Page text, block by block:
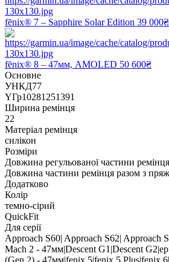
fēnix® 7 – Sapphire Solar Edition 39 000₴
fēnix® 8 – 47мм, AMOLED 50 600₴
Основне
УНКД77
YГр10281251391
Ширина ремінця
22
Матеріал ремінця
силікон
Розміри
Довжина регульованої частини
Довжина частини ремінця разом з
Додатково
Колір
темно-сірий
QuickFit
Для серії
Approach S60| Approach S62| Approach
Mach 2 - 47мм|Descent G1|Descent
(Gen 2) - 47мм|fenix 5|fenix 5 Plus|fenix